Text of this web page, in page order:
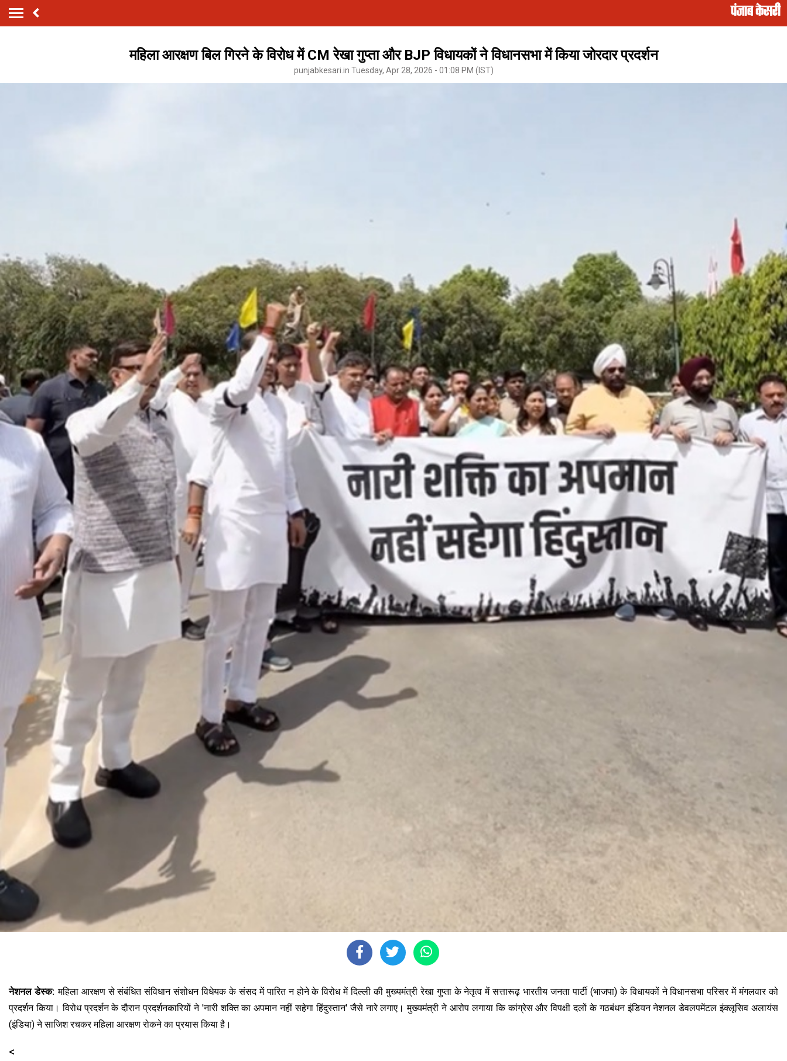
महिला आरक्षण बिल गिरने के विरोध में CM रेखा गुप्ता और BJP विधायकों ने विधानसभा में किया जोरदार प्रदर्शन
punjabkesari.in Tuesday, Apr 28, 2026 - 01:08 PM (IST)
नेशनल डेस्क: महिला आरक्षण से संबंधित संविधान संशोधन विधेयक के संसद में पारित न होने के विरोध में दिल्ली की मुख्यमंत्री रेखा गुप्ता के नेतृत्व में सत्तारूढ़ भारतीय जनता पार्टी (भाजपा) के विधायकों ने विधानसभा परिसर में मंगलवार को
प्रदर्शन किया। विरोध प्रदर्शन के दौरान प्रदर्शनकारियों ने 'नारी शक्ति का अपमान नहीं सहेगा हिंदुस्तान' जैसे नारे लगाए। मुख्यमंत्री ने आरोप लगाया कि कांग्रेस और विपक्षी दलों के गठबंधन इंडियन नेशनल डेवलपमेंटल इंक्लूसिव अलायंस
(इंडिया) ने साजिश रचकर महिला आरक्षण रोकने का प्रयास किया है।
<